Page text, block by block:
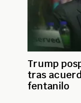
Trump
tras
fentanilo